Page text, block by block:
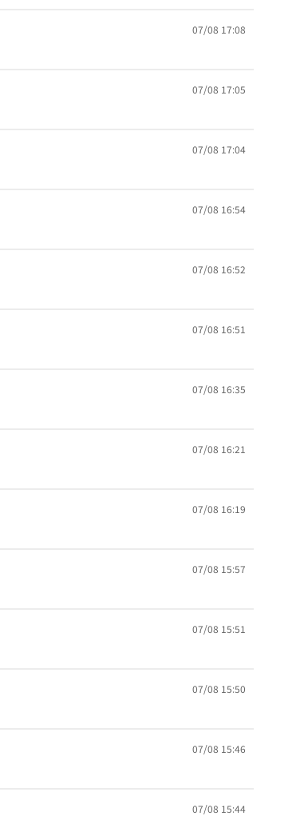
07/08 17:08
07/08 17:05
07/08 17:04
07/08 16:54
07/08 16:52
07/08 16:51
07/08 16:35
07/08 16:21
07/08 16:19
07/08 15:57
07/08 15:51
07/08 15:50
07/08 15:46
07/08 15:44